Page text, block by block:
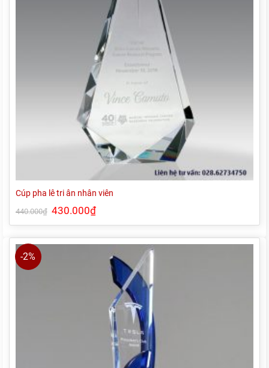
Cúp pha lê tri ân nhân viên
440.000₫ Giá
gốc
là:
430.000₫Giá
hiện
tại
430.000₫.
-2%